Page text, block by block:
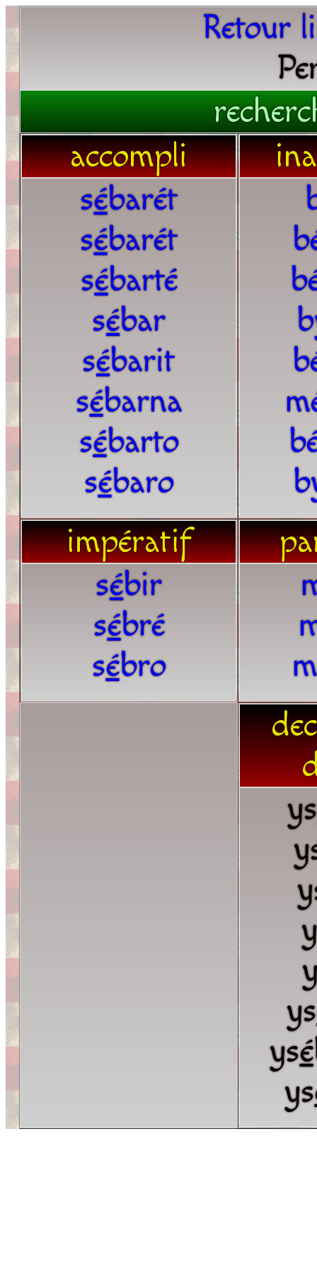
Retour
accompli
sébarét
sébarét
sébarté
sébar
sébarit
sébarna
sébarto
sébaro
impératif
sébir
sébré
sébro
ys
ys
ysé
ys